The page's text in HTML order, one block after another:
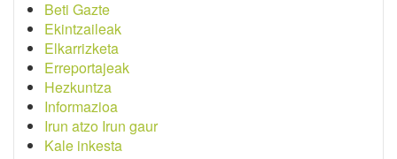
Beti Gazte
Ekintzaileak
Elkarrizketa
Erreportajeak
Hezkuntza
Informazioa
Irun atzo Irun gaur
Kale inkesta